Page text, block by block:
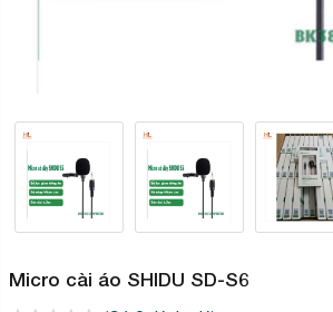
Micro cài áo SHIDU SD-S6